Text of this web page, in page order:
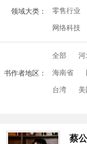
领域大类： 零售行业
网络科技
书作者地区：
全部 河
海南省
台湾 美
蔡